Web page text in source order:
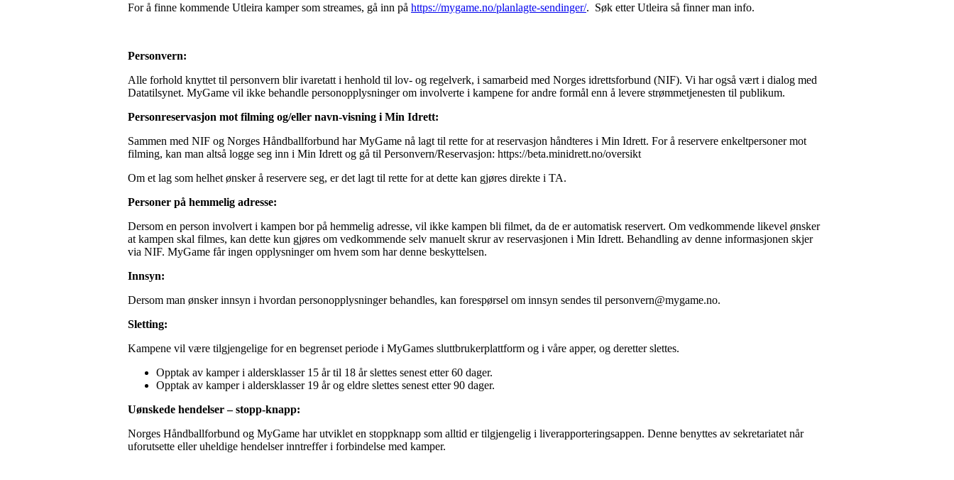
For å finne kommende Utleira kamper som streames, gå inn på https://mygame.no/planlagte-sendinger/. Søk etter Utleira så finner man info.
Personvern:
Alle forhold knyttet til personvern blir ivaretatt i henhold til lov- og regelverk, i samarbeid med Norges idrettsforbund (NIF). Vi har også vært i dialog med
Datatilsynet. MyGame vil ikke behandle personopplysninger om involverte i kampene for andre formål enn å levere strømmetjenesten til publikum.
Personreservasjon mot filming og/eller navn-visning i Min Idrett:
Sammen med NIF og Norges Håndballforbund har MyGame nå lagt til rette for at reservasjon håndteres i Min Idrett. For å reservere enkeltpersoner mot
filming, kan man altså logge seg inn i Min Idrett og gå til Personvern/Reservasjon: https://beta.minidrett.no/oversikt
Om et lag som helhet ønsker å reservere seg, er det lagt til rette for at dette kan gjøres direkte i TA.
Personer på hemmelig adresse:
Dersom en person involvert i kampen bor på hemmelig adresse, vil ikke kampen bli filmet, da de er automatisk reservert. Om vedkommende likevel ønsker
at kampen skal filmes, kan dette kun gjøres om vedkommende selv manuelt skrur av reservasjonen i Min Idrett. Behandling av denne informasjonen skjer
via NIF. MyGame får ingen opplysninger om hvem som har denne beskyttelsen.
Innsyn:
Dersom man ønsker innsyn i hvordan personopplysninger behandles, kan forespørsel om innsyn sendes til personvern@mygame.no.
Sletting:
Kampene vil være tilgjengelige for en begrenset periode i MyGames sluttbrukerplattform og i våre apper, og deretter slettes.
Opptak av kamper i aldersklasser 15 år til 18 år slettes senest etter 60 dager.
Opptak av kamper i aldersklasser 19 år og eldre slettes senest etter 90 dager.
Uønskede hendelser – stopp-knapp:
Norges Håndballforbund og MyGame har utviklet en stoppknapp som alltid er tilgjengelig i liverapporteringsappen. Denne benyttes av sekretariatet når
uforutsette eller uheldige hendelser inntreffer i forbindelse med kamper.